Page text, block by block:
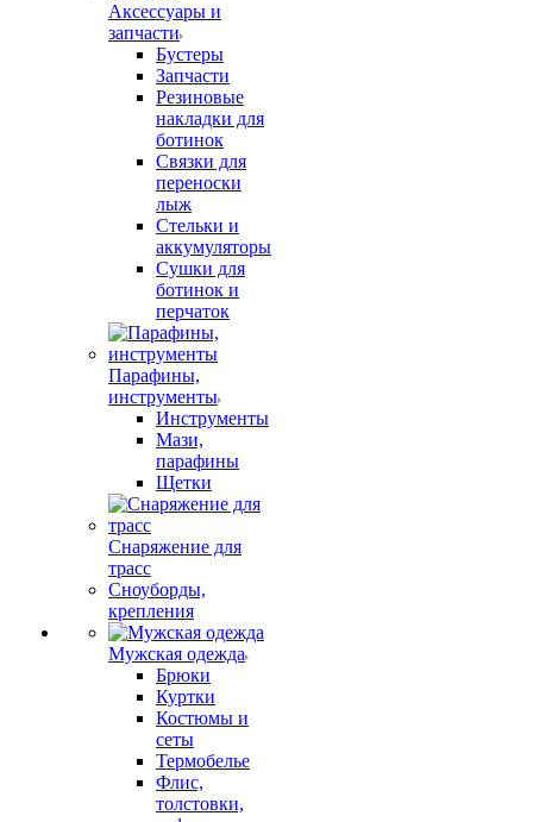
Аксессуары и
запчасти
Бустеры
Запчасти
Резиновые
накладки для
ботинок
Связки для
переноски
лыж
Стельки и
аккумуляторы
Сушки для
ботинок и
перчаток
Парафины,
инструменты
Инструменты
Мази,
парафины
Щетки
Снаряжение для
трасс
Сноуборды,
крепления
Мужская одежда
Брюки
Куртки
Костюмы и
сеты
Термобелье
Флис,
толстовки,